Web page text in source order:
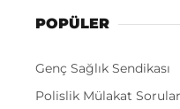
POPÜLER
Genç Sağlık Sendikası
Polislik Mülakat